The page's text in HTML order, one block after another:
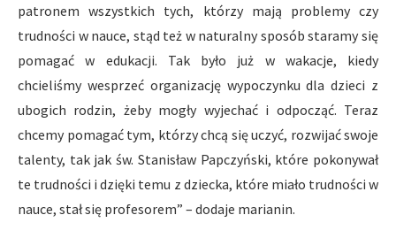
patronem wszystkich tych, którzy mają problemy czy
trudności w nauce, stąd też w naturalny sposób staramy się
pomagać w edukacji. Tak było już w wakacje, kiedy
chcieliśmy wesprzeć organizację wypoczynku dla dzieci z
ubogich rodzin, żeby mogły wyjechać i odpocząć. Teraz
chcemy pomagać tym, którzy chcą się uczyć, rozwijać swoje
talenty, tak jak św. Stanisław Papczyński, które pokonywał
te trudności i dzięki temu z dziecka, które miało trudności w
nauce, stał się profesorem” – dodaje marianin.